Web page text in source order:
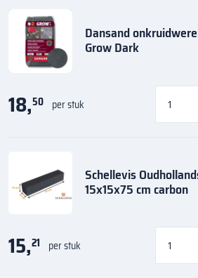
Dansand
Grow Dark
18,50 per stuk
Schellevis
15x15x75 cm carbon
15,21 per stuk